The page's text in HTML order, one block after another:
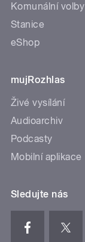
Komunální volby
Stanice
eShop
mujRozhlas
Živé vysílání
Audioarchiv
Podcasty
Mobilní aplikace
Sledujte nás